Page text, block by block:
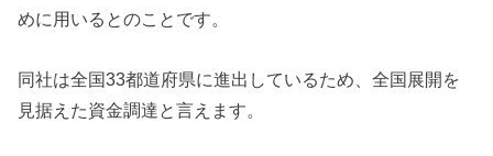
めに用いるとのことです。
同社は全国33都道府県に進出しているため、全国展開を
見据えた資金調達と言えます。